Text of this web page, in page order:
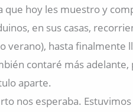
que hoy les muestro y
en sus casas,
verano), hasta finalmente
contaré más
aparte.
nos esperaba.